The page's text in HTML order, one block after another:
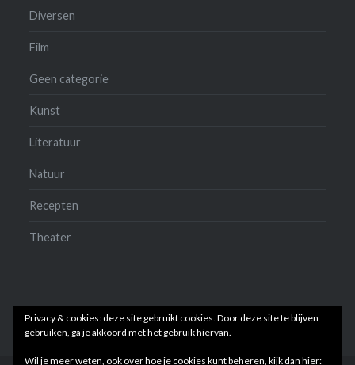
Diversen
Film
Geen categorie
Kunst
Literatuur
Natuur
Recepten
Theater
Privacy & cookies: deze site gebruikt cookies. Door deze site te blijven
gebruiken, ga je akkoord met het gebruik hiervan.
Wil je meer weten, ook over hoe je cookies kunt beheren, kijk dan hier: